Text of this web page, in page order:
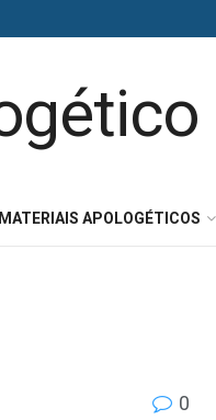
MATERIAIS APOLOGÉTICOS
0